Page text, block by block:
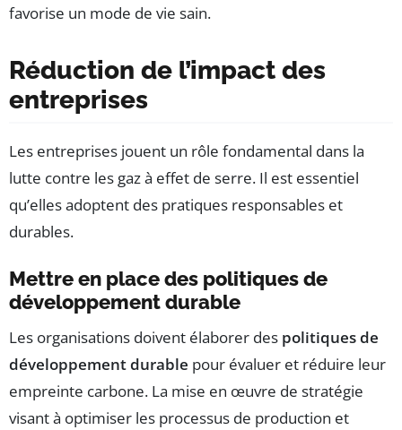
favorise un mode de vie sain.
Réduction de l’impact des
entreprises
Les entreprises jouent un rôle fondamental dans la
lutte contre les gaz à effet de serre. Il est essentiel
qu’elles adoptent des pratiques responsables et
durables.
Mettre en place des politiques de
développement durable
Les organisations doivent élaborer des politiques de
développement durable pour évaluer et réduire leur
empreinte carbone. La mise en œuvre de stratégie
visant à optimiser les processus de production et